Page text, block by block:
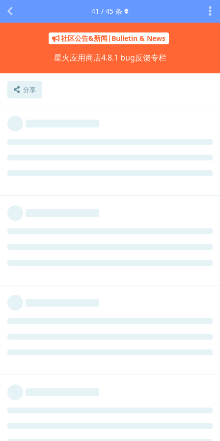
社区公告&新闻|Bulletin & News
星火应用商店4.8.1 bug反馈专栏
分享
41 / 45 条